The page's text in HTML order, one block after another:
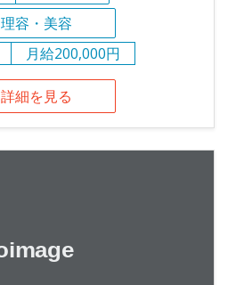
理容・美容
月給200,000円
詳細を見る